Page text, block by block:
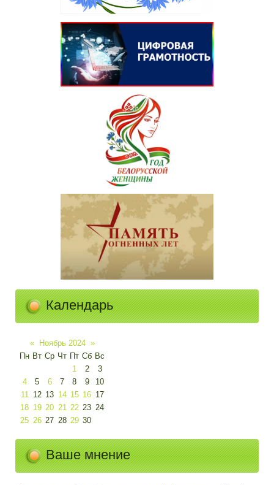
Календарь
« Ноябрь 2024 »
Пн Вт Ср Чт Пт Сб Вс
1
2
3
4
5 6 7 8 9
10
11
12 13 14 15 16 17
18 19 20 21 22 23 24
25 26 27 28 29 30
Ваше мнение